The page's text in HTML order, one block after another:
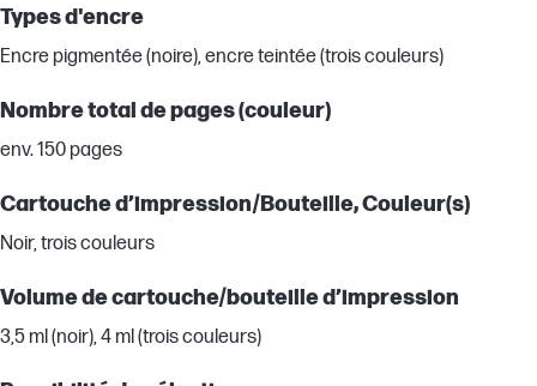
Types d'encre
Encre pigmentée (noire), encre teintée (trois couleurs)
Nombre total de pages (couleur)
env. 150 pages
Cartouche d’impression/Bouteille, Couleur(s)
Noir, trois couleurs
Volume de cartouche/bouteille d’impression
3,5 ml (noir), 4 ml (trois couleurs)